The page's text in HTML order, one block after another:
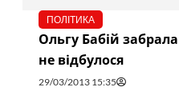
ПОЛІТИКА
Ольгу Бабій
не відбулося
29/03/2013 15:35